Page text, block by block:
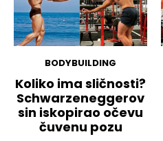
BODYBUILDING
Koliko ima sličnosti?
Schwarzeneggerov
sin iskopirao očevu
čuvenu pozu